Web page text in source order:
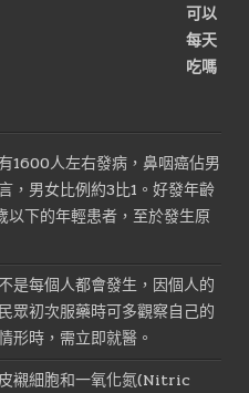
1600人左右發病，鼻咽癌佔男
，男女比例約3比1。好發年齡
下的年輕患者，至於發生原
是每個人都會發生，因個人的
眾初次服藥時可多觀察自己的
形時，需立即就醫。
襯細胞和一氧化氮(Nitric